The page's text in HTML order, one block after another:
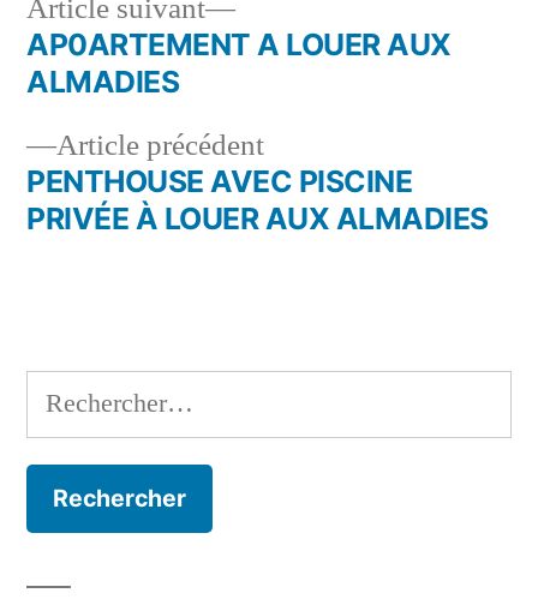
Navigation
l’article
Article précédentArticle
précédent :
PENTHOUSE AVEC PISCINE
PRIVÉE À LOUER AUX ALMADIES
Article suivant
suivant :
AP0ARTEMENT A LOUER AUX
ALMADIES
Rechercher :